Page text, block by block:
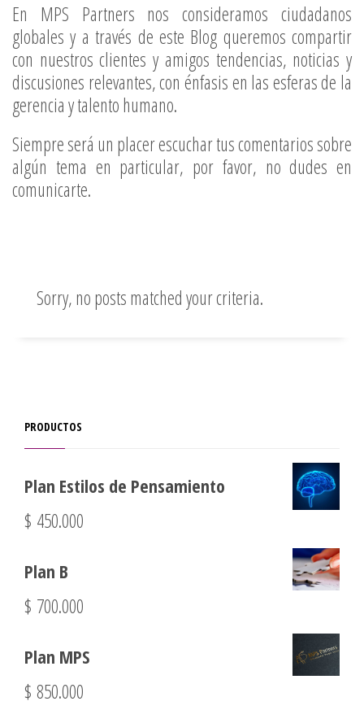
En MPS Partners nos consideramos ciudadanos
globales y a través de este Blog queremos compartir
con nuestros clientes y amigos tendencias, noticias y
discusiones relevantes, con énfasis en las esferas de la
gerencia y talento humano.
Siempre será un placer escuchar tus comentarios sobre
algún tema en particular, por favor, no dudes en
comunicarte.
Sorry, no posts matched your criteria.
PRODUCTOS
Plan Estilos de Pensamiento
$ 450.000
Plan B
$ 700.000
Plan MPS
$ 850.000